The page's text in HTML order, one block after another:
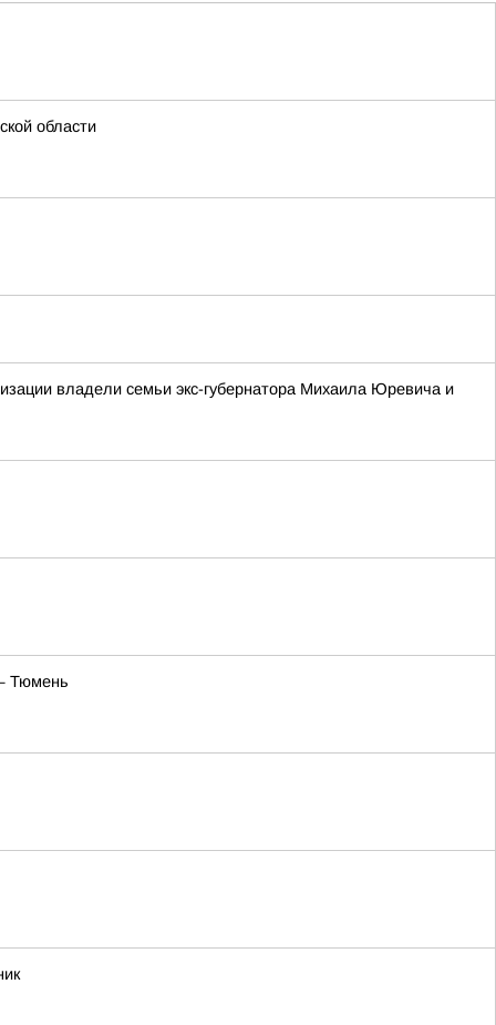
области
владели семьи экс-губернатора Михаила Юревича и
Тюмень